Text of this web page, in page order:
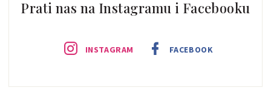
Prati nas na Instagramu i Facebooku
INSTAGRAM FACEBOOK